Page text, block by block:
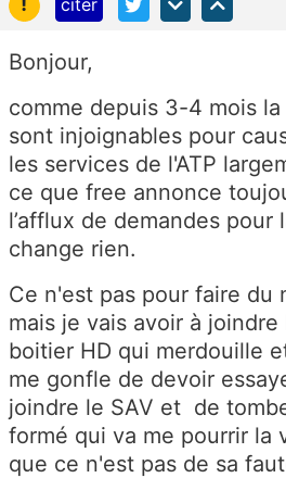
Bonjour,
comme depuis 3-4 mois
sont injoignables pour
les services de l'ATP
ce que free annonce
l’afflux de demandes
change rien.
Ce n'est pas pour faire du
mais je vais avoir à
boitier HD qui merdouille
me gonfle de devoir
joindre le SAV et de
formé qui va me pourrir la
que ce n'est pas de sa